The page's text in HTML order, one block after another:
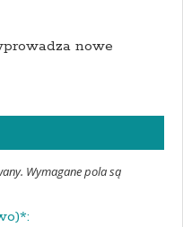
nowe
Wymagane pola są